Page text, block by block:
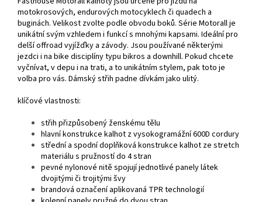
motokrosových, endurových motocyklech či quadech a
buginách. Velikost zvolte podle obvodu boků. Série Motorall je
unikátní svým vzhledem i funkcí s mnohými kapsami. Ideální pro
delší offroad vyjížďky a závody. Jsou používané některými
jezdci i na bike disciplíny typu bikros a downhill. Pokud chcete
vyčnívat, v depu i na trati, a to unikátním stylem, pak toto je
volba pro vás. Dámský střih padne dívkám jako ulitý.
klíčové vlastnosti:
střih přizpůsobený ženskému tělu
hlavní konstrukce kalhot z vysokogramážní 600D cordury
střední a spodní doplňková konstrukce kalhot ze stretch
materiálu s pružností do 4 stran
pevné nylonové nitě spojují jednotlivé panely látek
dvojitými či trojitými švy
brandová označení aplikovaná TPR technologií